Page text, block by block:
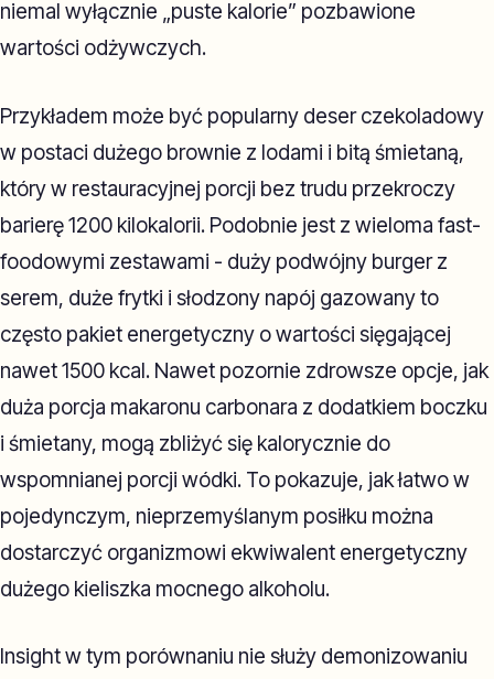
niemal wyłącznie „puste kalorie” pozbawione
wartości odżywczych.
Przykładem może być popularny deser czekoladowy
w postaci dużego brownie z lodami i bitą śmietaną,
który w restauracyjnej porcji bez trudu przekroczy
barierę 1200 kilokalorii. Podobnie jest z wieloma fast-
foodowymi zestawami - duży podwójny burger z
serem, duże frytki i słodzony napój gazowany to
często pakiet energetyczny o wartości sięgającej
nawet 1500 kcal. Nawet pozornie zdrowsze opcje, jak
duża porcja makaronu carbonara z dodatkiem boczku
i śmietany, mogą zbliżyć się kalorycznie do
wspomnianej porcji wódki. To pokazuje, jak łatwo w
pojedynczym, nieprzemyślanym posiłku można
dostarczyć organizmowi ekwiwalent energetyczny
dużego kieliszka mocnego alkoholu.
Insight w tym porównaniu nie służy demonizowaniu